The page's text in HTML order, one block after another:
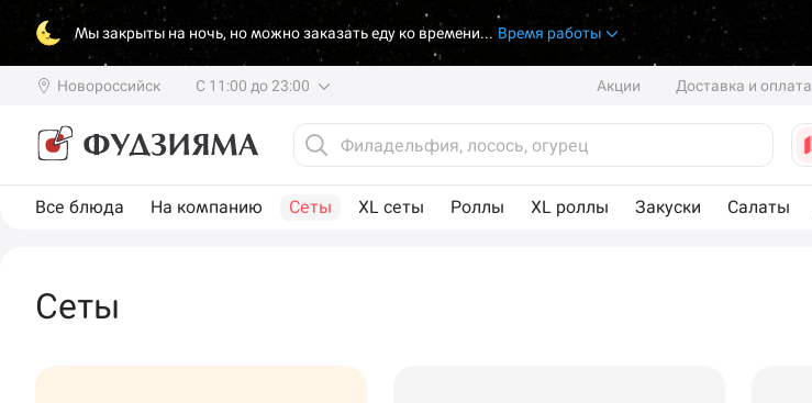
Мы закрыты на ночь, но можно заказать еду ко времени... Время работы
Новороссийск С 11:00 до 23:00 Акции Доставка и оплата
Все блюда На компанию Сеты XL сеты Роллы XL роллы Закуски Салаты
Сеты